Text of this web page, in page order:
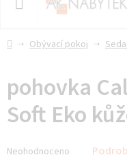
DomůObývací pokoj
pohovka
Soft Eko
Neohodnoceno